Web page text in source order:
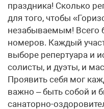
праздника! Сколько
для того, чтобы
незабываемым! Всего
номеров. Каждый
выборе репертуара и
солисты, и дуэты, и
Проявить себя мог
важно – быть собой и
санаторно-